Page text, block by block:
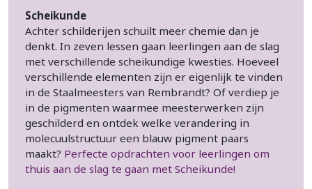
Scheikunde
Achter schilderijen schuilt meer chemie dan je
denkt. In zeven lessen gaan leerlingen aan de slag
met verschillende scheikundige kwesties. Hoeveel
verschillende elementen zijn er eigenlijk te vinden
in de Staalmeesters van Rembrandt? Of verdiep je
in de pigmenten waarmee meesterwerken zijn
geschilderd en ontdek welke verandering in
molecuulstructuur een blauw pigment paars
maakt? Perfecte opdrachten voor leerlingen om
thuis aan de slag te gaan met Scheikunde!